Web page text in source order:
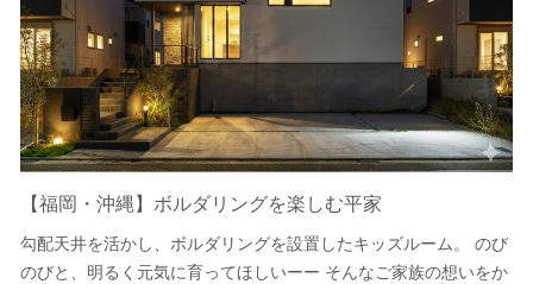
【福岡・沖縄】ボルダリングを楽しむ平家
勾配天井を活かし、ボルダリングを設置したキッズルーム。 のび
のびと、明るく元気に育ってほしいーー そんなご家族の想いをか